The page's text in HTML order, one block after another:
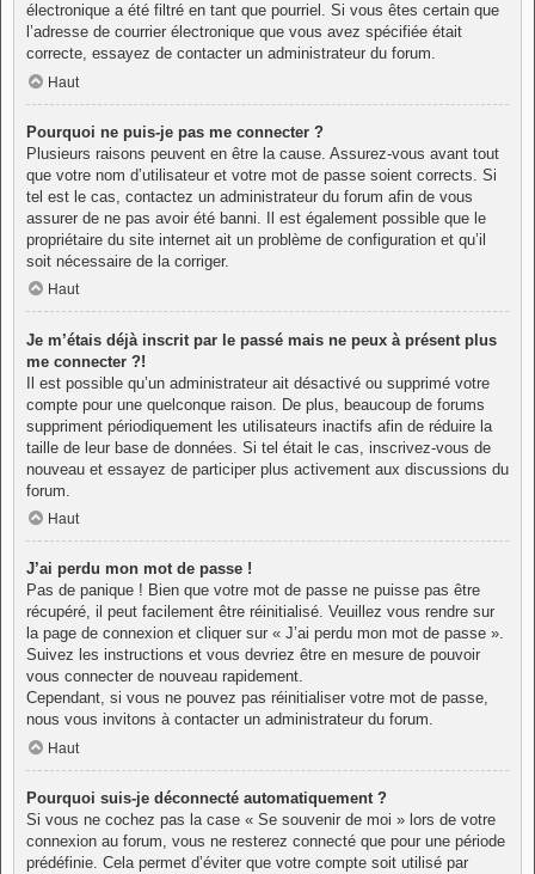
électronique a été filtré en tant que pourriel. Si vous êtes certain que
l’adresse de courrier électronique que vous avez spécifiée était
correcte, essayez de contacter un administrateur du forum.
Haut
Pourquoi ne puis-je pas me connecter ?
Plusieurs raisons peuvent en être la cause. Assurez-vous avant tout
que votre nom d’utilisateur et votre mot de passe soient corrects. Si
tel est le cas, contactez un administrateur du forum afin de vous
assurer de ne pas avoir été banni. Il est également possible que le
propriétaire du site internet ait un problème de configuration et qu’il
soit nécessaire de la corriger.
Haut
Je m’étais déjà inscrit par le passé mais ne peux à présent plus
me connecter ?!
Il est possible qu’un administrateur ait désactivé ou supprimé votre
compte pour une quelconque raison. De plus, beaucoup de forums
suppriment périodiquement les utilisateurs inactifs afin de réduire la
taille de leur base de données. Si tel était le cas, inscrivez-vous de
nouveau et essayez de participer plus activement aux discussions du
forum.
Haut
J’ai perdu mon mot de passe !
Pas de panique ! Bien que votre mot de passe ne puisse pas être
récupéré, il peut facilement être réinitialisé. Veuillez vous rendre sur
la page de connexion et cliquer sur « J’ai perdu mon mot de passe ».
Suivez les instructions et vous devriez être en mesure de pouvoir
vous connecter de nouveau rapidement.
Cependant, si vous ne pouvez pas réinitialiser votre mot de passe,
nous vous invitons à contacter un administrateur du forum.
Haut
Pourquoi suis-je déconnecté automatiquement ?
Si vous ne cochez pas la case « Se souvenir de moi » lors de votre
connexion au forum, vous ne resterez connecté que pour une période
prédéfinie. Cela permet d’éviter que votre compte soit utilisé par